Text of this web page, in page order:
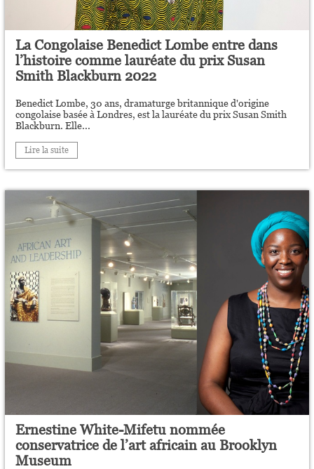
La Congolaise Benedict Lombe entre dans
l’histoire comme lauréate du prix Susan
Smith Blackburn 2022
Benedict Lombe, 30 ans, dramaturge britannique d'origine
congolaise basée à Londres, est la lauréate du prix Susan Smith
Blackburn. Elle...
Lire la suite
Ernestine White-Mifetu nommée
conservatrice de l’art africain au Brooklyn
Museum